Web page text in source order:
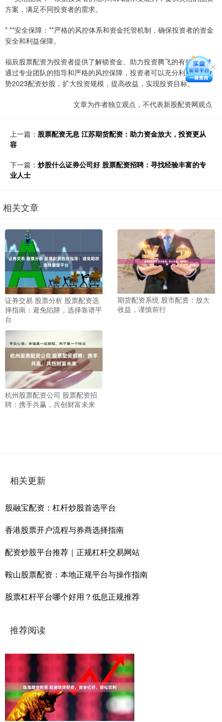
方案，满足不同投资者的需求。
* **安全保障：**严格的风控体系和资金托管机制，确保投资者的资金
安全和利益保障。
福辰股票配资为投资者提供了解锁资金、助力投资腾飞的有效途径。
通过专业团队的指导和严格的风控保障，投资者可以充分利用配资优
势2023配资炒股，扩大投资规模，提高收益，实现投资目标。
文章为作者独立观点，不代表新股配资网观点
上一篇： 股票配资无息 江苏期货配资：助力资金放大，投资更从
容
下一篇： 炒股什么证券公司好 股票配资招聘：寻找经验丰富的专
业人士
相关文章
证券交易 股票分析 股票配资选
择指南：避免陷阱，选择靠谱平
台
期货配资系统 股市配资：放大
收益，谨慎前行
杭州股票配资公司 股票配资招
聘：携手共赢，共创财富未来
相关更新
股融宝配资：杠杆炒股首选平台
香港股票开户流程与券商选择指南
配资炒股平台推荐｜正规杠杆交易网站
鞍山股票配资：本地正规平台与操作指南
股票杠杆平台哪个好用？低息正规推荐
推荐阅读